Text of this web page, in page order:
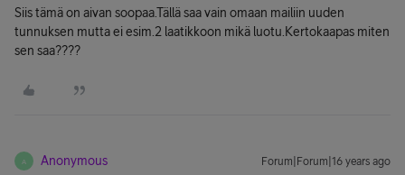
Siis tämä on aivan soopaa.Tällä saa vain omaan mailiin uuden
tunnuksen mutta ei esim.2 laatikkoon mikä luotu.Kertokaapas miten
sen saa????
A Anonymous Forum|Forum|16 years ago